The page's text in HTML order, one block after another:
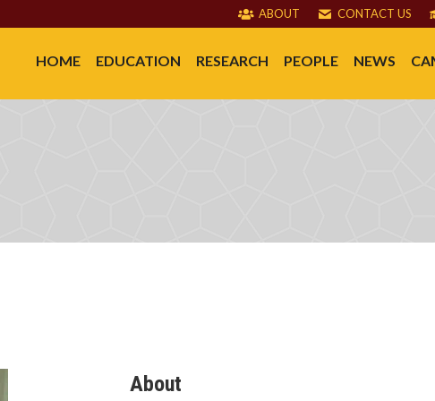
ABOUT CONTACT US
HOME EDUCATION RESEARCH PEOPLE NEWS
About